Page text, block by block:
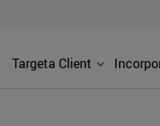
Targeta Client